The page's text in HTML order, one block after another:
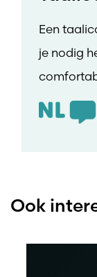
Een
je nodig
Ook